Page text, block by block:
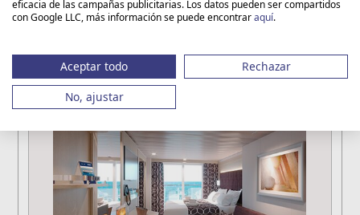
✔ Tasas Incluidas
✔ Propinas Incluidas
eficacia de las campañas publicitarias. Los datos pueden ser compartidos
con Google LLC, más información se puede encontraraquí.
Aceptar todo
Rechazar
No, ajustar